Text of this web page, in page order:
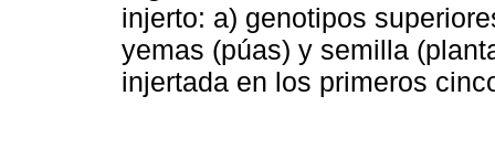
injerto: a) genotipos
yemas (púas) y semilla
injertada en los primeros